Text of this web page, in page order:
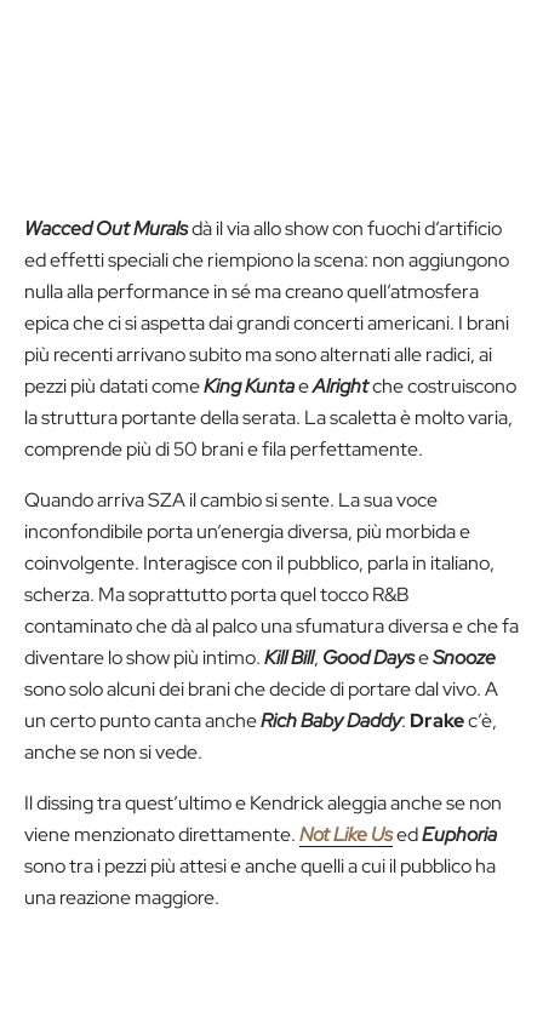
Wacced Out Muralsdà il via allo show con fuochi d’artificio
ed effetti speciali che riempiono la scena: non aggiungono
nulla alla performance in sé ma creano quell’atmosfera
epica che ci si aspetta dai grandi concerti americani. I brani
più recenti arrivano subito ma sono alternati alle radici, ai
pezzi più datati comeKing KuntaeAlrightche costruiscono
la struttura portante della serata. La scaletta è molto varia,
comprende più di 50 brani e fila perfettamente.
Quando arriva SZA il cambio si sente. La sua voce
inconfondibile porta un’energia diversa, più morbida e
coinvolgente. Interagisce con il pubblico, parla in italiano,
scherza. Ma soprattutto porta quel tocco R&B
contaminato che dà al palco una sfumatura diversa e che fa
diventare lo show più intimo.Kill Bill, Good DayseSnooze
sono solo alcuni dei brani che decide di portare dal vivo. A
un certo punto canta ancheRich Baby Daddy: Drakec’è,
anche se non si vede.
Il dissing tra quest’ultimo e Kendrick aleggia anche se non
viene menzionato direttamente.Not Like UsedEuphoria
sono tra i pezzi più attesi e anche quelli a cui il pubblico ha
una reazione maggiore.